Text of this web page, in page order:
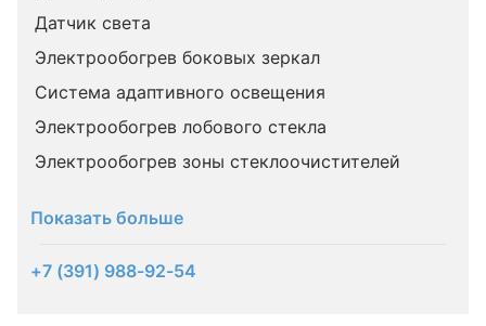
Датчик света
Электрообогрев боковых зеркал
Система адаптивного освещения
Электрообогрев лобового стекла
Электрообогрев зоны стеклоочистителей
Показать больше
+7 (391) 988-92-54